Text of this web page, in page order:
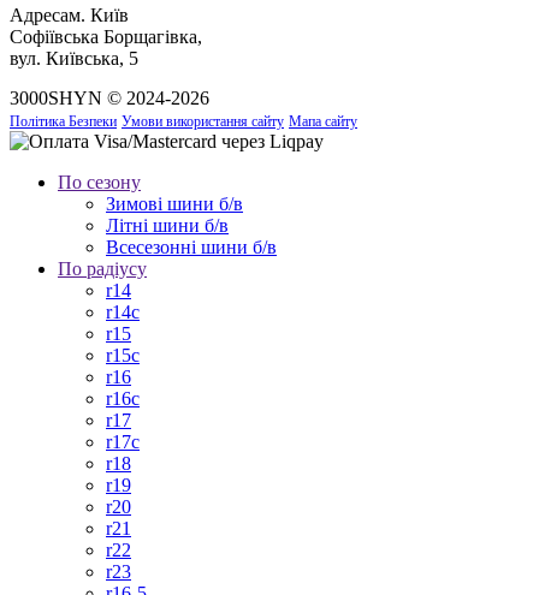
Адресам. Київ
Софіївська Борщагівка,
вул. Київська, 5
3000SHYN © 2024-2026
Політика Безпеки Умови використання сайту Мапа сайту
По сезону
Зимові шини б/в
Літні шини б/в
Всесезонні шини б/в
По радіусу
r14
r14c
r15
r15c
r16
r16c
r17
r17c
r18
r19
r20
r21
r22
r23